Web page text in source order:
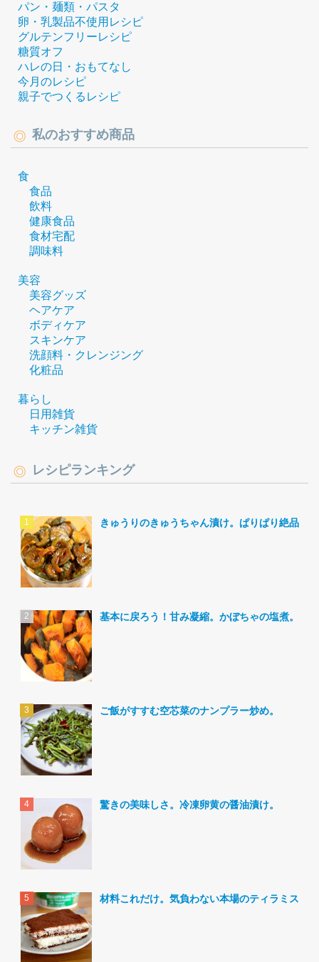
パン・麺類・パスタ
卵・乳製品不使用レシピ
グルテンフリーレシピ
糖質オフ
ハレの日・おもてなし
今月のレシピ
親子でつくるレシピ
私のおすすめ商品
食
食品
飲料
健康食品
食材宅配
調味料
美容
美容グッズ
ヘアケア
ボディケア
スキンケア
洗顔料・クレンジング
化粧品
暮らし
日用雑貨
キッチン雑貨
レシピランキング
きゅうりのきゅうちゃん漬け。ぱりぱり絶品。
基本に戻ろう！甘み凝縮。かぼちゃの塩煮。
ご飯がすすむ空芯菜のナンプラー炒め。
驚きの美味しさ。冷凍卵黄の醤油漬け。
材料これだけ。気負わない本場のティラミス。